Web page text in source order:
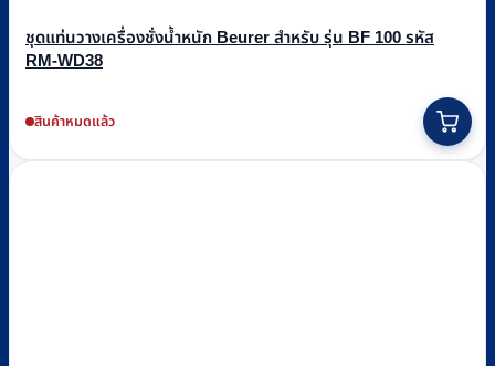
ชุดแท่นวางเครื่องชั่งน้ำหนัก Beurer สำหรับ รุ่น BF 100 รหัส
RM-WD38
สินค้าหมดแล้ว